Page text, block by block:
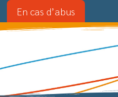
En cas d’abus